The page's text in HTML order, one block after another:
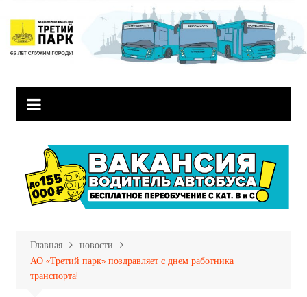
содержимому
Главная
новости
АО «Третий парк» поздравляет с днем работника
транспорта!